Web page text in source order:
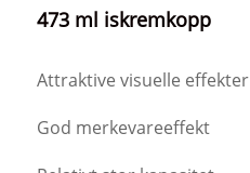
473 ml iskremkopp
Attraktive visuelle effekter
God merkevareeffekt